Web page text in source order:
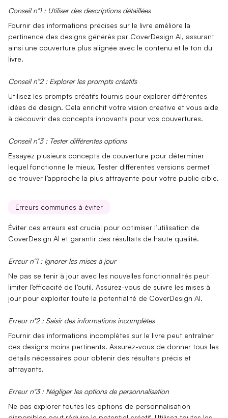
Conseil n°1 : Utiliser des descriptions détaillées
Fournir des informations précises sur le livre améliore la
pertinence des designs générés par CoverDesign AI, assurant
ainsi une couverture plus alignée avec le contenu et le ton du
livre.
Conseil n°2 : Explorer les prompts créatifs
Utilisez les prompts créatifs fournis pour explorer différentes
idées de design. Cela enrichit votre vision créative et vous aide
à découvrir des concepts innovants pour vos couvertures.
Conseil n°3 : Tester différentes options
Essayez plusieurs concepts de couverture pour déterminer
lequel fonctionne le mieux. Tester différentes versions permet
de trouver l’approche la plus attrayante pour votre public cible.
Erreurs communes à éviter
Éviter ces erreurs est crucial pour optimiser l’utilisation de
CoverDesign AI et garantir des résultats de haute qualité.
Erreur n°1 : Ignorer les mises à jour
Ne pas se tenir à jour avec les nouvelles fonctionnalités peut
limiter l’efficacité de l’outil. Assurez-vous de suivre les mises à
jour pour exploiter toute la potentialité de CoverDesign AI.
Erreur n°2 : Saisir des informations incomplètes
Fournir des informations incomplètes sur le livre peut entraîner
des designs moins pertinents. Assurez-vous de donner tous les
détails nécessaires pour obtenir des résultats précis et
attrayants.
Erreur n°3 : Négliger les options de personnalisation
Ne pas explorer toutes les options de personnalisation